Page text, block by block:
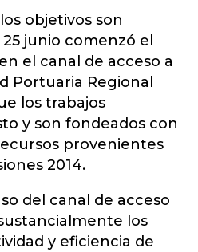
objetivos son
junio comenzó el
el canal de acceso a
Portuaria Regional
los trabajos
y son fondeados con
provenientes
2014.
del canal de acceso
los
y eficiencia de